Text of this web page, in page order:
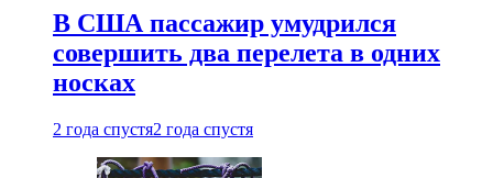
В США пассажир умудрился
совершить два перелета в одних
носках
2 года спустя2 года спустя